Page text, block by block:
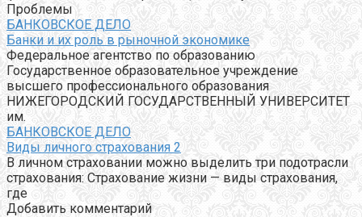
Проблемы
БАНКОВСКОЕ ДЕЛО
Банки и их роль в рыночной экономике
Федеральное агентство по образованию
Государственное образовательное учреждение
высшего профессионального образования
НИЖЕГОРОДСКИЙ ГОСУДАРСТВЕННЫЙ УНИВЕРСИТЕТ
им.
БАНКОВСКОЕ ДЕЛО
Виды личного страхования 2
В личном страховании можно выделить три подотрасли
страхования: Страхование жизни — виды страхования,
где
Добавить комментарий